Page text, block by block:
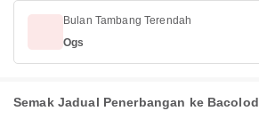
Bulan Tambang Terendah
Ogs
Semak Jadual Penerbangan ke Bacolod